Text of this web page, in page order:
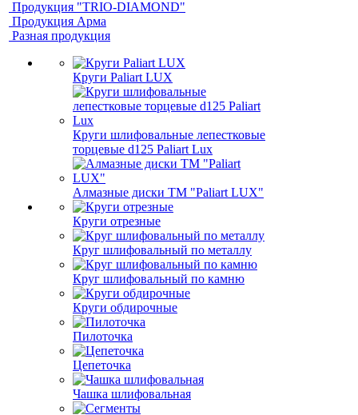
Продукция "TRIO-DIAMOND"
Продукция Арма
Разная продукция
Круги Paliart LUX
Круги шлифовальные лепестковые
торцевые d125 Paliart Lux
Алмазные диски ТМ "Paliart LUX"
Круги отрезные
Круг шлифовальный по металлу
Круг шлифовальный по камню
Круги обдирочные
Пилоточка
Цепеточка
Чашка шлифовальная